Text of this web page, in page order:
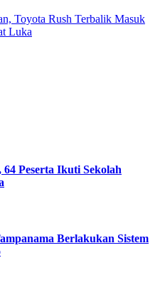
Toyota Rush Terbalik Masuk
Luka
Peserta Ikuti Sekolah
Berlakukan Sistem